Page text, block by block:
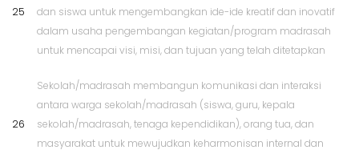
25
dan siswa untuk mengembangkan ide-ide kreatif dan inovatif
dalam usaha pengembangan kegiatan/program madrasah
untuk mencapai visi, misi, dan tujuan yang telah ditetapkan
26
Sekolah/madrasah membangun komunikasi dan interaksi
antara warga sekolah/madrasah (siswa, guru, kepala
sekolah/madrasah, tenaga kependidikan), orang tua, dan
masyarakat untuk mewujudkan keharmonisan internal dan